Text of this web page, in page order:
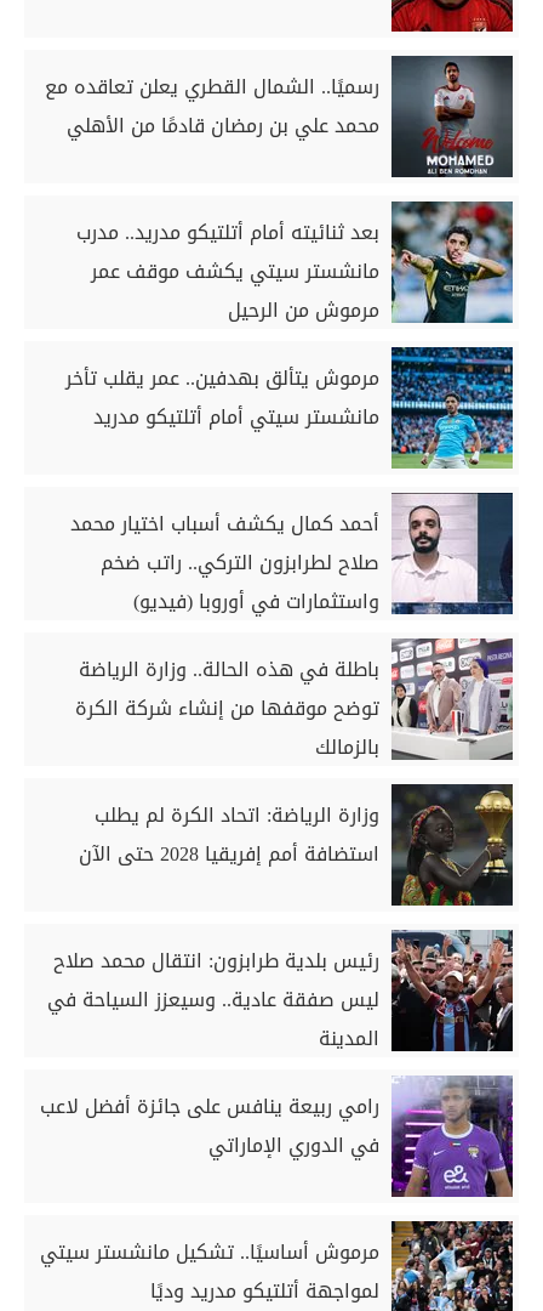
رسميًا.. الشمال القطري يعلن تعاقده مع
محمد علي بن رمضان قادمًا من الأهلي
بعد ثنائيته أمام أتلتيكو مدريد.. مدرب
مانشستر سيتي يكشف موقف عمر
مرموش من الرحيل
مرموش يتألق بهدفين.. عمر يقلب تأخر
مانشستر سيتي أمام أتلتيكو مدريد
أحمد كمال يكشف أسباب اختيار محمد
صلاح لطرابزون التركي.. راتب ضخم
واستثمارات في أوروبا (فيديو)
باطلة في هذه الحالة.. وزارة الرياضة
توضح موقفها من إنشاء شركة الكرة
بالزمالك
وزارة الرياضة: اتحاد الكرة لم يطلب
استضافة أمم إفريقيا 2028 حتى الآن
رئيس بلدية طرابزون: انتقال محمد صلاح
ليس صفقة عادية.. وسيعزز السياحة في
المدينة
رامي ربيعة ينافس على جائزة أفضل لاعب
في الدوري الإماراتي
مرموش أساسيًا.. تشكيل مانشستر سيتي
لمواجهة أتلتيكو مدريد وديًا